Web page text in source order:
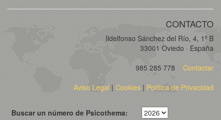
CONTACTO
Ildelfonso Sánchez del Río, 4, 1º B
33001 Oviedo · España
985 285 778
Contactar
Aviso Legal| Cookies | Política de Privacidad
Buscar un número de Psicothema: